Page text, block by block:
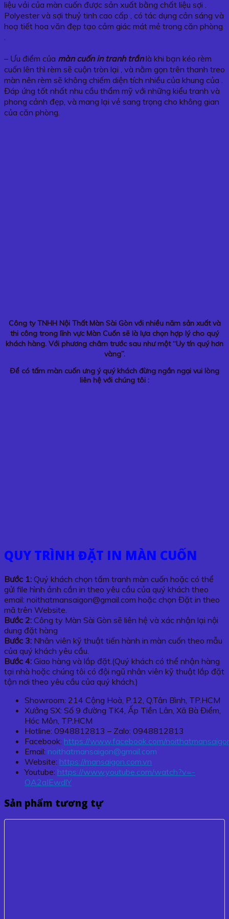
liệu vải của màn cuốn được sản xuất bằng chất liệu sợi .
Polyester và sợi thuỷ tinh cao cấp , có tác dụng cản sáng và
hoạ tiết hoa văn đẹp tạo cảm giác mát mẻ trong căn phòng
– Ưu điểm của màn cuốn in tranh trầnlà khi bạn kéo rèm
cuốn lên thì rèm sẽ cuộn tròn lại , và nằm gọn trên thanh treo
màn nên rèm sẽ không chiếm diện tích nhiều của khung của .
Đáp ứng tốt nhất nhu cầu thẩm mỹ với những kiểu tranh và
phong cảnh đẹp, và mang lại vẻ sang trọng cho không gian
của căn phòng.
Công ty TNHH Nội Thất Màn Sài Gòn với nhiều năm sản xuất và
thi công trong lĩnh vực Màn Cuốn sẽ là lựa chọn hợp lý cho quý
khách hàng. Với phương châm trước sau như một “Uy tín quý hơn
vàng”.
Để có tấm màn cuốn ưng ý quý khách đừng ngần ngại vui lòng
liên hệ với chúng tôi :
QUY TRÌNH ĐẶT IN MÀN CUỐN
Bước 1: Quý khách chọn tấm tranh màn cuốn hoặc có thể
gửi file hình ảnh cần in theo yêu cầu của quý khách theo
email: noithatmansaigon@gmail.com hoặc chọn Đặt in theo
mã trên Website.
Bước 2: Công ty Màn Sài Gòn sẽ liên hệ và xác nhận lại nội
dung đặt hàng
Bước 3: Nhân viên kỹ thuật tiến hành in màn cuốn theo mẫu
của quý khách yêu cầu.
Bước 4: Giao hàng và lắp đặt.(Quý khách có thể nhận hàng
tại nhà hoặc chúng tôi có đội ngũ nhân viên kỹ thuật lắp đặt
tận nơi theo yêu cầu của quý khách.)
Showroom: 214 Cộng Hoà, P.12, Q.Tân Bình, TP.HCM
Xưởng SX: Số 9 đường TK4, Ấp Tiền Lân, Xã Bà Điểm,
Hóc Môn, TP.HCM
Hotline: 0948812813 – Zalo: 0948812813
Facebook: https://www.facebook.com/
Email: noithatmansaigon@gmail.com
Website: https://mansaigon.com.vn
Youtube: https://www.youtube.com/watch?v=-
OA2aIEwdlY
Sản phẩm tương tự